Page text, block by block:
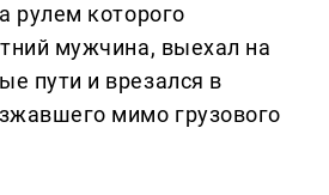
рулем которого
мужчина, выехал на
пути и врезался в
мимо грузового